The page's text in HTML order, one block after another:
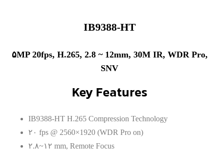
IB9388-HT
۵MP 20fps, H.265, 2.8 ~ 12mm, 30M IR, WDR Pro,
SNV
Key Features
IB9388-HT H.265 Compression Technology
۲۰ fps @ 2560×1920 (WDR Pro on)
۲.۸~۱۲ mm, Remote Focus